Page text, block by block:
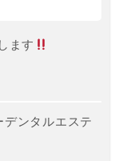
ます
デンタルエステ